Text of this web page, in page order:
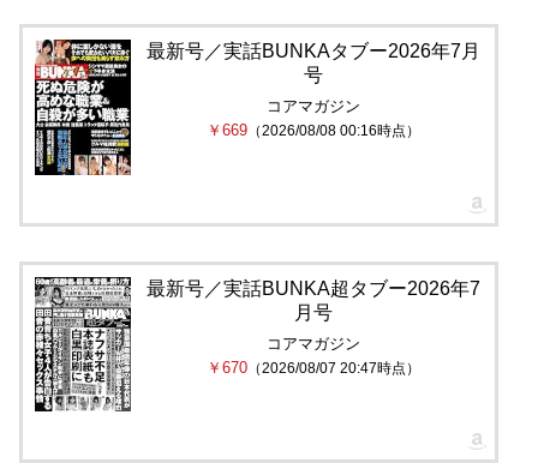
最新号／実話BUNKAタブー2026年7月
号
コアマガジン
￥669 （2026/08/08 00:16時点）
最新号／実話BUNKA超タブー2026年7
月号
コアマガジン
￥670 （2026/08/07 20:47時点）